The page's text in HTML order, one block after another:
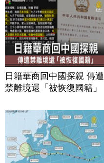
日籍華商回中國探親 傳遭
禁離境還「被恢復國籍」